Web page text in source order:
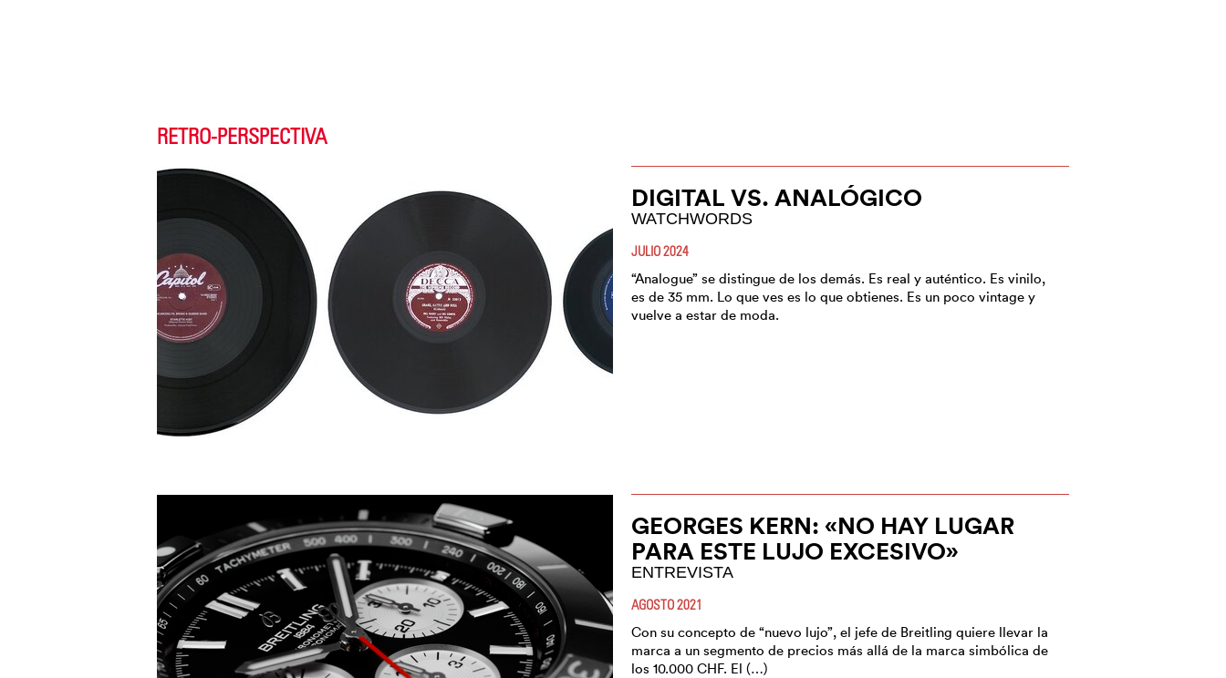
RETRO-PERSPECTIVA
DIGITAL VS. ANALÓGICO
WATCHWORDS
JULIO 2024
“Analogue” se distingue de los demás. Es real y auténtico. Es vinilo,
es de 35 mm. Lo que ves es lo que obtienes. Es un poco vintage y
vuelve a estar de moda.
GEORGES KERN: «NO HAY LUGAR
PARA ESTE LUJO EXCESIVO»
ENTREVISTA
AGOSTO 2021
Con su concepto de “nuevo lujo”, el jefe de Breitling quiere llevar la
marca a un segmento de precios más allá de la marca simbólica de
los 10.000 CHF. El (…)